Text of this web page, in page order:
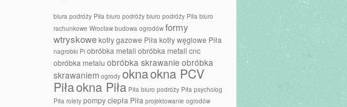
biura podróży Piła biuro podróży biuro podróży Piła biuro
rachunkowe Wrocław budowa ogrodów formy
wtryskowekotły gazowe Piła kotły węglowe Piła
nagrobki Pi obróbka metali obróbka metali cnc
obróbka metalu obróbka skrawanie obróbka
skrawaniem ogrody oknaokna PCV
Piłaokna Piła Piła biuro podróży Piła psycholog
Piła rolety pompy ciepła Piła projektowanie ogrodów